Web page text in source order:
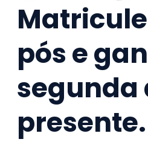
pós e
segunda
presente.